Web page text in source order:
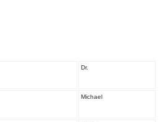
Dr.
Michael